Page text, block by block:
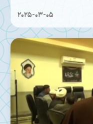
2025-03-05